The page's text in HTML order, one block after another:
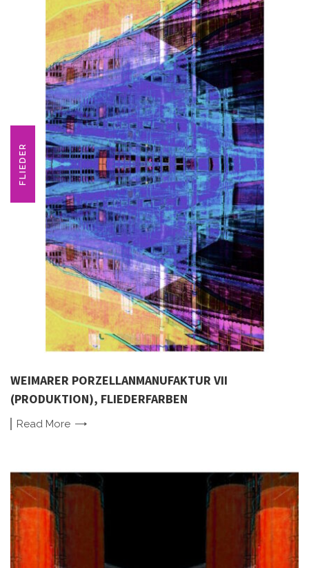
FLIEDER
WEIMARER PORZELLANMANUFAKTUR VII
(PRODUKTION), FLIEDERFARBEN
Read More